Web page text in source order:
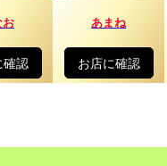
確認
あまね
お店に確認